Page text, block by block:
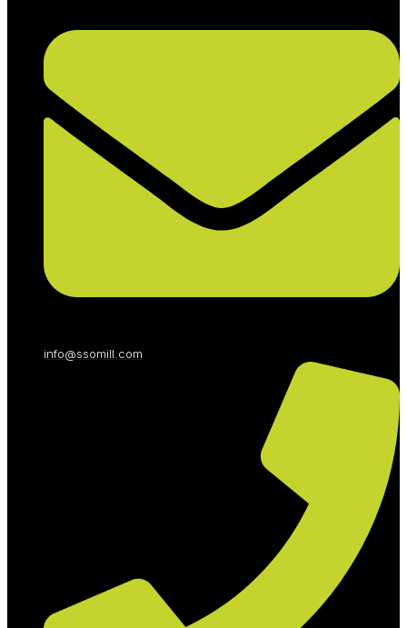
info@ssomill.com